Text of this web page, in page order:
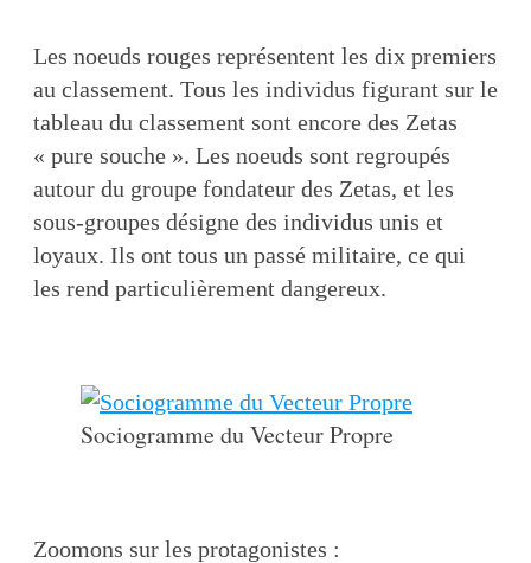
Les noeuds rouges représentent les dix premiers
au classement. Tous les individus figurant sur le
tableau du classement sont encore des Zetas
« pure souche ». Les noeuds sont regroupés
autour du groupe fondateur des Zetas, et les
sous-groupes désigne des individus unis et
loyaux. Ils ont tous un passé militaire, ce qui
les rend particulièrement dangereux.
Sociogramme du Vecteur Propre
Zoomons sur les protagonistes :